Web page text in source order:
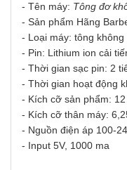
- Tên máy: Tông đơ
- Sản phẩm Hãng
- Loại máy: tông không
- Pin: Lithium ion cải
- Thời gian sạc pin: 2
- Thời gian hoạt động
- Kích cỡ sản phẩm:
- Kích cỡ thân máy:
- Nguồn điện áp 100-
- Input 5V, 1000 ma